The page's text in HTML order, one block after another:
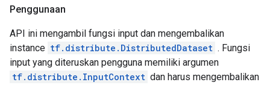
Penggunaan
API ini mengambil fungsi input dan mengembalikan
instance tf.distribute.DistributedDataset . Fungsi
input yang diteruskan pengguna memiliki argumen
tf.distribute.InputContext dan harus mengembalikan